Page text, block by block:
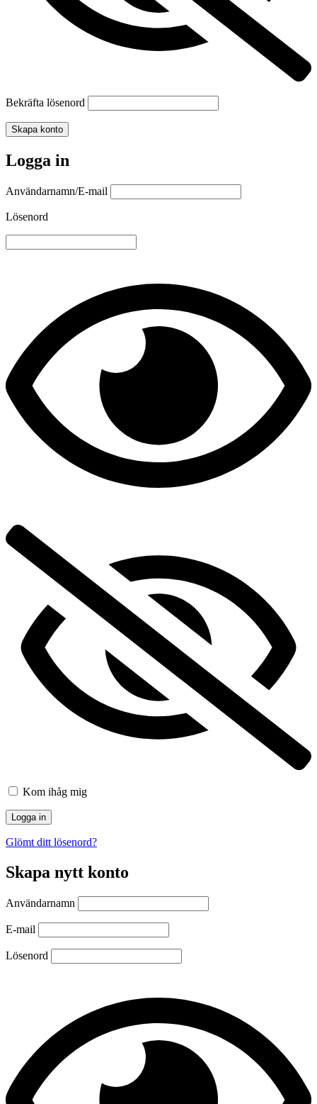
Bekräfta lösenord
Skapa konto
Logga in
Användarnamn/E-mail
Lösenord
Kom ihåg mig
Glömt ditt lösenord?
Skapa nytt konto
Användarnamn
E-mail
Lösenord